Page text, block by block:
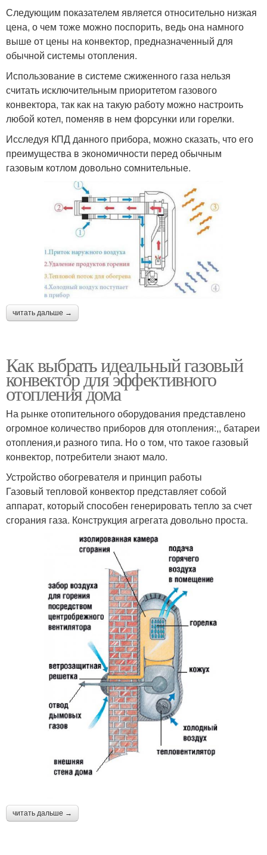
Следующим показателем является относительно низкая
цена, о чем тоже можно поспорить, ведь она намного
выше от цены на конвектор, предназначенный для
обычной системы отопления.
Использование в системе сжиженного газа нельзя
считать исключительным приоритетом газового
конвектора, так как на такую работу можно настроить
любой котел, поменяв в нем форсунки или горелки.
Исследуя КПД данного прибора, можно сказать, что его
преимущества в экономичности перед обычным
газовым котлом довольно сомнительные.
читать дальше →
Как выбрать идеальный газовый
конвектор для эффективного
отопления дома
На рынке отопительного оборудования представлено
огромное количество приборов для отопления:,, батареи
отопления,и разного типа. Но о том, что такое газовый
конвектор, потребители знают мало.
Устройство обогревателя и принцип работы
Газовый тепловой конвектор представляет собой
аппарат, который способен генерировать тепло за счет
сгорания газа. Конструкция агрегата довольно проста.
читать дальше →